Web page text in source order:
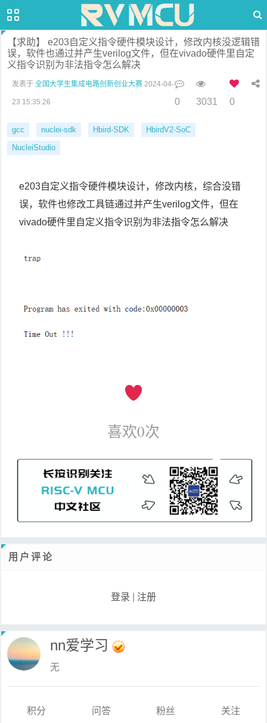
【求助】 e203自定义指令硬件模块设计，修改内核没逻辑错
误，软件也通过并产生verilog文件，但在vivado硬件里自定
义指令识别为非法指令怎么解决
发表于 全国大学生集成电路创新创业大赛 2024-04-
23 15:35:26 0 3031 0
gcc nuclei-sdk Hbird-SDK
HbirdV2-SoC
NucleiStudio
e203自定义指令硬件模块设计，修改内核，综合没错
误，软件也修改工具链通过并产生verilog文件，但在
vivado硬件里自定义指令识别为非法指令怎么解决
喜欢0次
用户评论
登录 注册
nn爱学习
无
积分
问答
粉丝
关注